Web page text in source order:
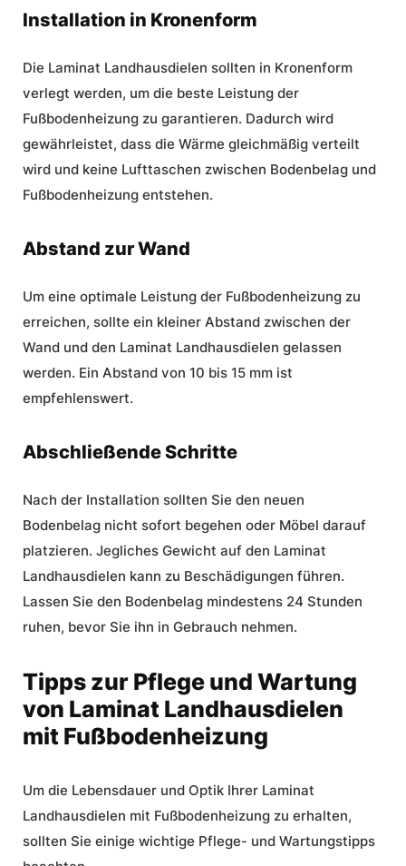
Installation in Kronenform
Die Laminat Landhausdielen sollten in Kronenform
verlegt werden, um die beste Leistung der
Fußbodenheizung zu garantieren. Dadurch wird
gewährleistet, dass die Wärme gleichmäßig verteilt
wird und keine Lufttaschen zwischen Bodenbelag und
Fußbodenheizung entstehen.
Abstand zur Wand
Um eine optimale Leistung der Fußbodenheizung zu
erreichen, sollte ein kleiner Abstand zwischen der
Wand und den Laminat Landhausdielen gelassen
werden. Ein Abstand von 10 bis 15 mm ist
empfehlenswert.
Abschließende Schritte
Nach der Installation sollten Sie den neuen
Bodenbelag nicht sofort begehen oder Möbel darauf
platzieren. Jegliches Gewicht auf den Laminat
Landhausdielen kann zu Beschädigungen führen.
Lassen Sie den Bodenbelag mindestens 24 Stunden
ruhen, bevor Sie ihn in Gebrauch nehmen.
Tipps zur Pflege und Wartung
von Laminat Landhausdielen
mit Fußbodenheizung
Um die Lebensdauer und Optik Ihrer Laminat
Landhausdielen mit Fußbodenheizung zu erhalten,
sollten Sie einige wichtige Pflege- und Wartungstipps